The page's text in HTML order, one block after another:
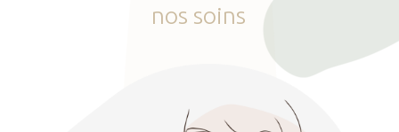
nos soins